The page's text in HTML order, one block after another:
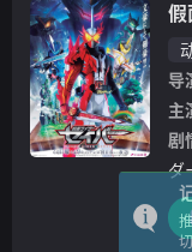
假
导
主
剧
ダ
会
列